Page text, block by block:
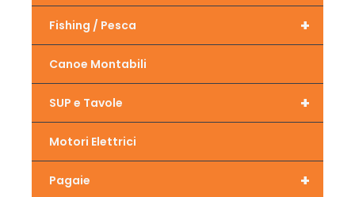
+
Fishing / Pesca
Canoe Montabili
+
SUP e Tavole
Motori Elettrici
+
Pagaie